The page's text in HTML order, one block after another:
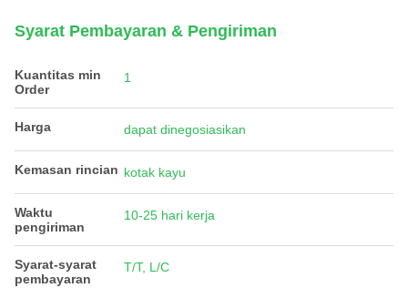
Syarat Pembayaran & Pengiriman
Kuantitas min
Order
1
Harga dapat dinegosiasikan
Kemasan rincian kotak kayu
Waktu
pengiriman
10-25 hari kerja
Syarat-syarat
pembayaran
T/T, L/C